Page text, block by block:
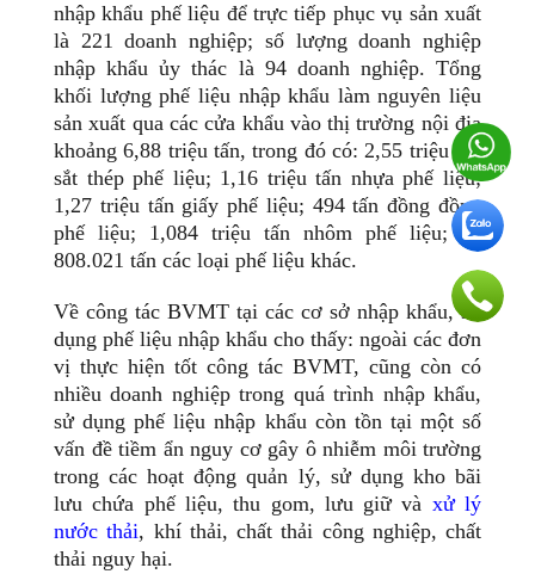
nhập khẩu phế liệu để trực tiếp phục vụ sản xuất
là 221 doanh nghiệp; số lượng doanh nghiệp
nhập khẩu ủy thác là 94 doanh nghiệp. Tổng
khối lượng phế liệu nhập khẩu làm nguyên liệu
sản xuất qua các cửa khẩu vào thị trường nội địa
khoảng 6,88 triệu tấn, trong đó có: 2,55 triệu tấn
sắt thép phế liệu; 1,16 triệu tấn nhựa phế liệu;
1,27 triệu tấn giấy phế liệu; 494 tấn đồng đồng
phế liệu; 1,084 triệu tấn nhôm phế liệu; và
808.021 tấn các loại phế liệu khác.
Về công tác BVMT tại các cơ sở nhập khẩu, sử
dụng phế liệu nhập khẩu cho thấy: ngoài các đơn
vị thực hiện tốt công tác BVMT, cũng còn có
nhiều doanh nghiệp trong quá trình nhập khẩu,
sử dụng phế liệu nhập khẩu còn tồn tại một số
vấn đề tiềm ẩn nguy cơ gây ô nhiễm môi trường
trong các hoạt động quản lý, sử dụng kho bãi
lưu chứa phế liệu, thu gom, lưu giữ và xử lý
nước thải, khí thải, chất thải công nghiệp, chất
thải nguy hại.